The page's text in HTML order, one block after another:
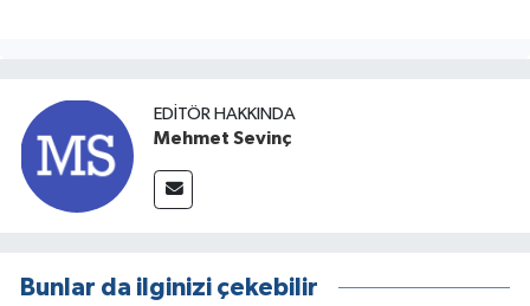
EDITÖR HAKKINDA
Mehmet Sevinç
Bunlar da ilginizi çekebilir